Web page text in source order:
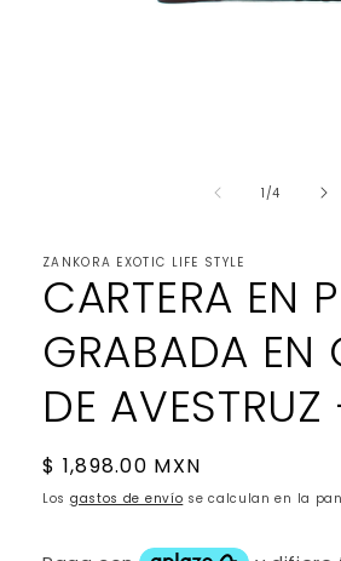
ventana
modal
1 /de
4
ZANKORA EXOTIC LIFE STYLE
CARTERA EN
GRABADA EN
DE
Precio
habitual
$ 1,898.00 MXN
Los gastos de envío se calculan en la